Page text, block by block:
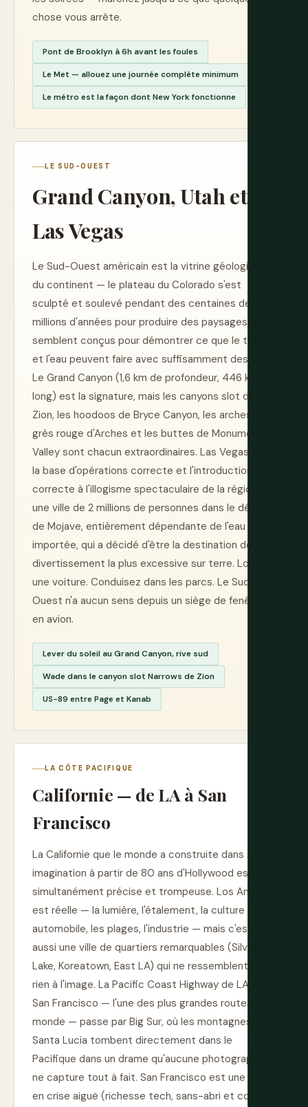
chose vous arrête.
Pont de Brooklyn à 6h avant les foules
Le Met — allouez une journée complète minimum
Le métro est la façon dont New York fonctionne
LE SUD-OUEST
Grand Canyon, Utah et
Las Vegas
Le Sud-Ouest américain est la vitrine géologique
du continent — le plateau du Colorado s'est
sculpté et soulevé pendant des centaines de
millions d'années pour produire des paysages qui
semblent conçus pour démontrer ce que le temps
et l'eau peuvent faire avec suffisamment des deux.
Le Grand Canyon (1,6 km de profondeur, 446 km de
long) est la signature, mais les canyons slot de
Zion, les hoodoos de Bryce Canyon, les arches en
grès rouge d'Arches et les buttes de Monument
Valley sont chacun extraordinaires. Las Vegas est
la base d'opérations correcte et l'introduction
correcte à l'illogisme spectaculaire de la région —
une ville de 2 millions de personnes dans le désert
de Mojave, entièrement dépendante de l'eau
importée, qui a décidé d'être la destination de
divertissement la plus excessive sur terre. Louez
une voiture. Conduisez dans les parcs. Le Sud-
Ouest n'a aucun sens depuis un siège de fenêtre
en avion.
Lever du soleil au Grand Canyon, rive sud
Wade dans le canyon slot Narrows de Zion
US-89 entre Page et Kanab
LA CÔTE PACIFIQUE
Californie — de LA à San
Francisco
La Californie que le monde a construite dans son
imagination à partir de 80 ans d'Hollywood est
simultanément précise et trompeuse. Los Angeles
est réelle — la lumière, l'étalement, la culture
automobile, les plages, l'industrie — mais c'est
aussi une ville de quartiers remarquables (Silver
Lake, Koreatown, East LA) qui ne ressemblent en
rien à l'image. La Pacific Coast Highway de LA à
San Francisco — l'une des plus grandes routes du
monde — passe par Big Sur, où les montagnes
Santa Lucia tombent directement dans le
Pacifique dans un drame qu'aucune photographie
ne capture tout à fait. San Francisco est une ville
en crise aiguë (richesse tech, sans-abri et coûts